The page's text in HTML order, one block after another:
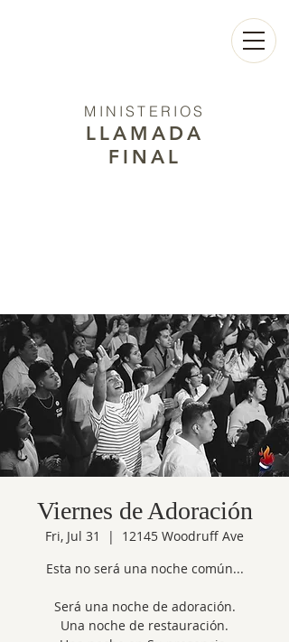
MINISTERIOS
LLAMADA
FINAL
Viernes de Adoración
Fri, Jul 31
  |
12145 Woodruff Ave
Esta no será una noche común...
Será una noche de adoración.
Una noche de restauración.